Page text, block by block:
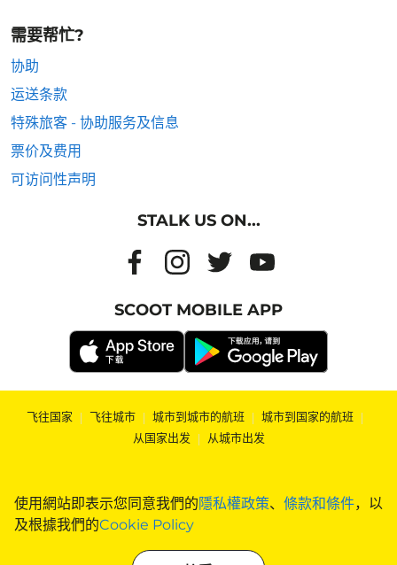
使用網站即表示您同意我們的隱私權政策、 條款和條件，以
及根據我們的Cookie Policy
需要帮忙?
协助
运送条款
特殊旅客 - 协助服务及信息
票价及费用
可访问性声明
STALK US ON...
SCOOT MOBILE APP
飞往国家 | 飞往城市 | 城市到城市的航班 | 城市到国家的航班 |
从国家出发 | 从城市出发